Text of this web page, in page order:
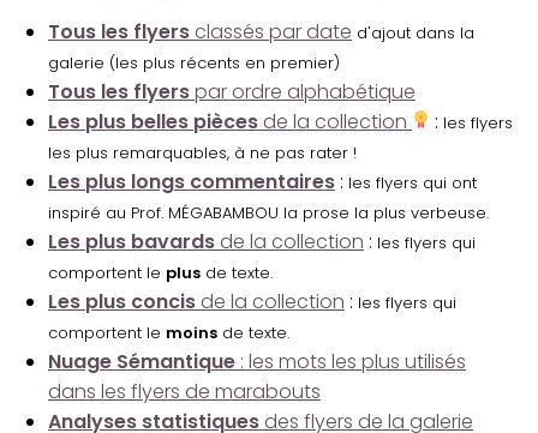
Tous les flyers classés par date d'ajout dans la
galerie (les plus récents en premier)
Tous les flyerspar ordre alphabétique
Les plus belles pièces de la collection : les flyers
les plus remarquables, à ne pas rater !
Les plus longs commentaires : les flyers qui ont
inspiré au Prof. MÉGABAMBOU la prose la plus verbeuse.
Les plus bavards de la collection : les flyers qui
comportent le plus de texte.
Les plus concis de la collection : les flyers qui
comportent le moins de texte.
Nuage Sémantique : les mots les plus utilisés
dans les flyers de marabouts
Analyses statistiques des flyers de la galerie